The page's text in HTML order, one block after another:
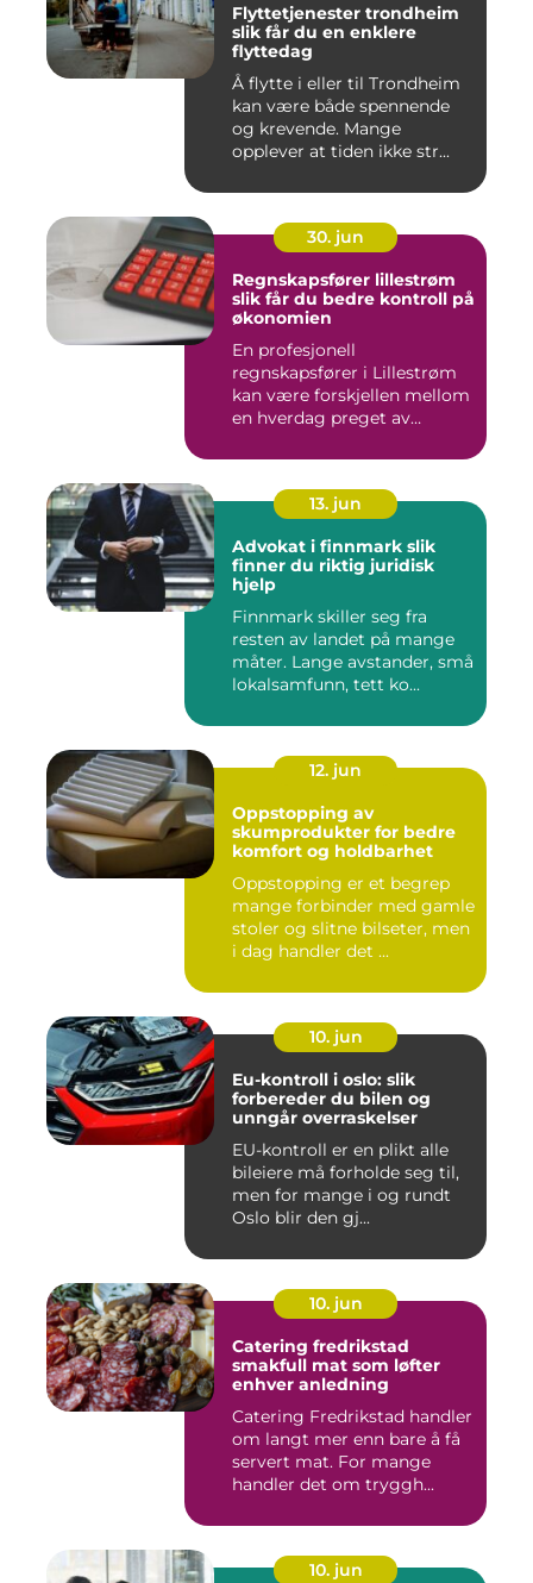
Flyttetjenester trondheim
slik får du en enklere
flyttedag
Å flytte i eller til Trondheim
kan være både spennende
og krevende. Mange
opplever at tiden ikke str...
30. jun
Regnskapsfører lillestrøm
slik får du bedre kontroll på
økonomien
En profesjonell
regnskapsfører i Lillestrøm
kan være forskjellen mellom
en hverdag preget av
13. jun
Advokat i finnmark slik
finner du riktig juridisk
hjelp
Finnmark skiller seg fra
resten av landet på mange
måter. Lange avstander, små
lokalsamfunn, tett ko...
12. jun
Oppstopping av
skumprodukter for bedre
komfort og holdbarhet
Oppstopping er et begrep
mange forbinder med gamle
stoler og slitne bilseter, men
i dag handler det ...
10. jun
Eu-kontroll i oslo: slik
forbereder du bilen og
unngår overraskelser
EU-kontroll er en plikt alle
bileiere må forholde seg til,
men for mange i og rundt
Oslo blir den gj...
10. jun
Catering fredrikstad
smakfull mat som løfter
enhver anledning
Catering Fredrikstad handler
om langt mer enn bare å få
servert mat. For mange
handler det om tryggh...
10. jun